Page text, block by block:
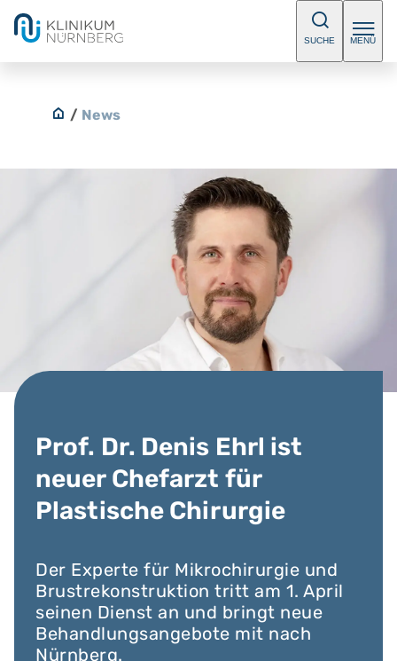
SUCHE MENÜ
/ News
Prof. Dr. Denis Ehrl ist
neuer Chefarzt für
Plastische Chirurgie
Der Experte für Mikrochirurgie und
Brustrekonstruktion tritt am 1. April
seinen Dienst an und bringt neue
Behandlungsangebote mit nach
Nürnberg.